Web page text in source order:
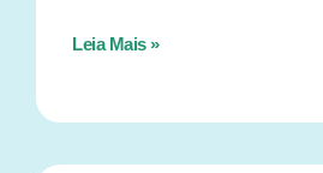
Leia Mais »